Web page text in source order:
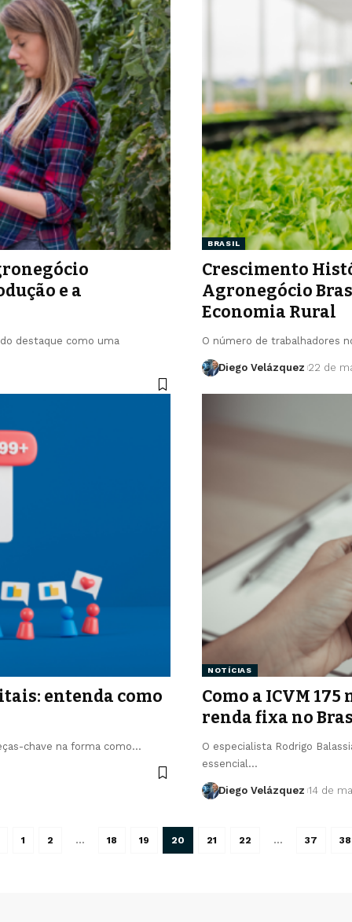
e a
destaque como uma
BRASIL
Crescimento
Agronegócio
Economia Rural
O número de trabalhadores
Diego Velázquez 22 de
entenda como
chave na forma como…
NOTÍCIAS
Como a ICVM
renda fixa no
O especialista Rodrigo
essencial…
Diego Velázquez 14 de
1 2 … 18 19 20 21 22 … 37 38